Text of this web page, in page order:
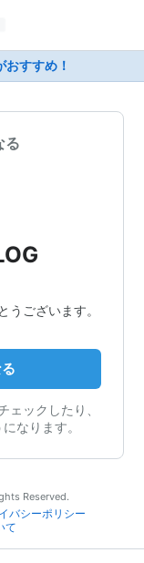
すすめ！
る
うございます。
ェックしたり、
なります。
Reserved.
バシーポリシー
て